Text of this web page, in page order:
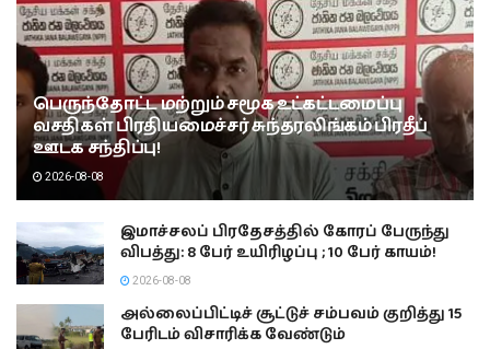
பெருந்தோட்ட மற்றும் சமூக உட்கட்டமைப்பு
வசதிகள் பிரதியமைச்சர் சுந்தரலிங்கம் பிரதீப்
ஊடக சந்திப்பு!
2026-08-08
இமாச்சலப் பிரதேசத்தில் கோரப் பேருந்து
விபத்து: 8 பேர் உயிரிழப்பு ; 10 பேர் காயம்!
2026-08-08
அல்லைப்பிட்டிச் சூட்டுச் சம்பவம் குறித்து 15
பேரிடம் விசாரிக்க வேண்டும்